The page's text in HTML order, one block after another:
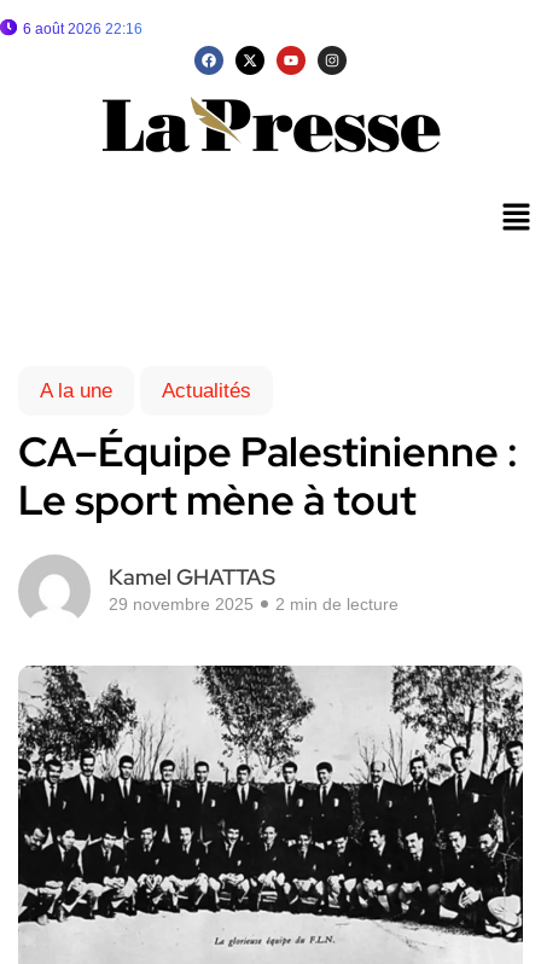
6 août 2026 22:16
A la une Actualités
CA–Équipe Palestinienne :
Le sport mène à tout
Kamel GHATTAS
29 novembre 2025 2 min de lecture